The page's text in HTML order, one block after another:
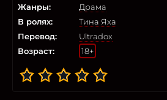
Жанры:
Драма
В ролях:
Тина Яха
Перевод:
Ultradox
Возраст:
18+